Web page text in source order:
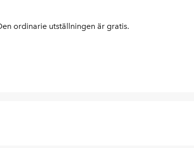
ordinarie utställningen är gratis.